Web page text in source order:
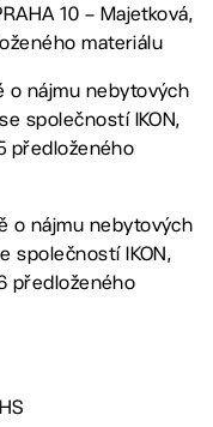
10 – Majetková,
materiálu
o nájmu nebytových
společností IKON,
předloženého
o nájmu nebytových
společností IKON,
předloženého